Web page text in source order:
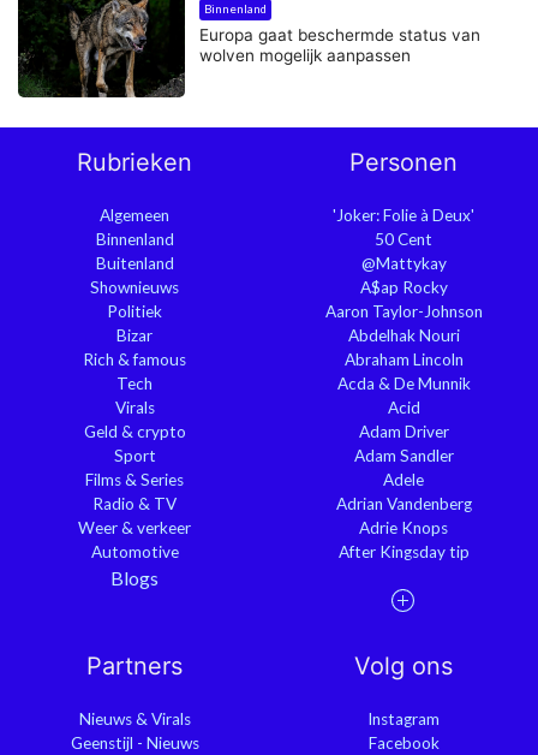
Binnenland
Europa gaat beschermde status van
wolven mogelijk aanpassen
Rubrieken
Algemeen
Binnenland
Buitenland
Shownieuws
Politiek
Bizar
Rich & famous
Tech
Virals
Geld & crypto
Sport
Films & Series
Radio & TV
Weer & verkeer
Automotive
Blogs
Personen
'Joker: Folie à Deux'
50 Cent
@Mattykay
A$ap Rocky
Aaron Taylor-Johnson
Abdelhak Nouri
Abraham Lincoln
Acda & De Munnik
Acid
Adam Driver
Adam Sandler
Adele
Adrian Vandenberg
Adrie Knops
After Kingsday tip
Partners
Nieuws & Virals
Geenstijl - Nieuws
Volg ons
Instagram
Facebook